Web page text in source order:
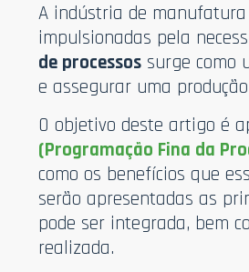
A indústria de
impulsionadas pela
de processos surge como
e assegurar uma
O objetivo deste artigo é
(Programação Fina da
como os benefícios que
serão apresentadas as
pode ser integrada, bem
realizada.